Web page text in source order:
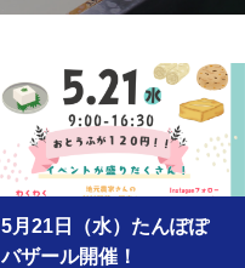
5月21日（水）たんぽぽ
バザール開催！